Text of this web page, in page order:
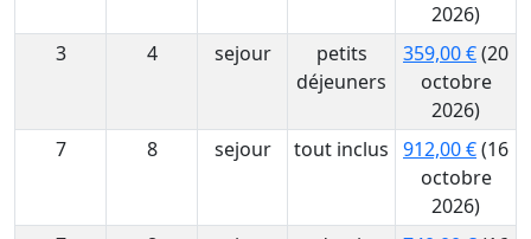
2026)
3
4 sejour
petits
déjeuners
359,00 €(20
octobre
2026)
7
8 sejour tout inclus 912,00 €(16
octobre
2026)